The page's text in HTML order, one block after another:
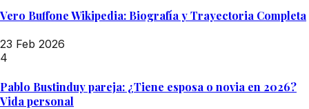
Vero Buffone Wikipedia: Biografía y Trayectoria Completa
23 Feb 2026
4
Pablo Bustinduy pareja: ¿Tiene esposa o novia en 2026?
Vida personal